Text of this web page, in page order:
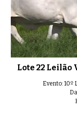
Lote 22 Leilão
Evento: 10º